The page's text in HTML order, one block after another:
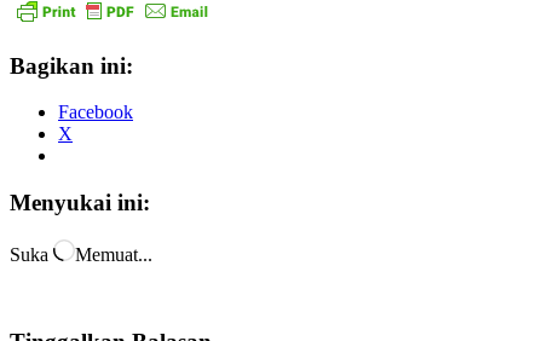
Bagikan ini:
Facebook
X
Menyukai ini:
Suka Memuat...